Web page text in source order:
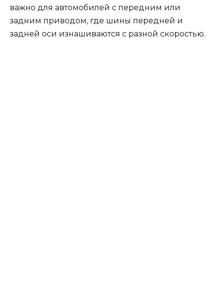
важно для автомобилей с передним или
задним приводом, где шины передней и
задней оси изнашиваются с разной скоростью.